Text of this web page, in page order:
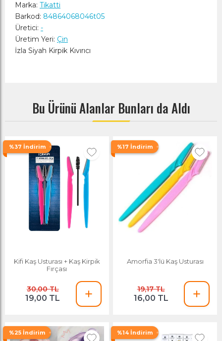
Marka: Tikatti
Barkod: 84864068046t05
Üretici: -
Üretim Yeri: Çin
İzla Siyah Kirpik Kıvırıcı
Bu Ürünü Alanlar Bunları da Aldı
%37 İndirim
Kifi Kaş Usturası + Kaş Kirpik
Fırçası
30,00 TL
19,00 TL
%17 İndirim
Amorfia 3'lü Kaş Usturası
19,17 TL
16,00 TL
%25 İndirim %14 İndirim